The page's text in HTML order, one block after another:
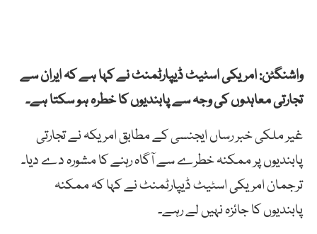
واشنگٹن: امریکی اسٹیٹ ڈیپارٹمنٹ نے کہا ہے کہ ایران سے
تجارتی معاہدوں کی وجہ سے پابندیوں کا خطرہ ہو سکتا ہے۔
غیر ملکی خبر رساں ایجنسی کے مطابق امریکہ نے تجارتی
پابندیوں پر ممکنہ خطرے سے آگاہ رہنے کا مشورہ دے دیا۔
ترجمان امریکی اسٹیٹ ڈیپارٹمنٹ نے کہا کہ ممکنہ
پابندیوں کا جائزہ نہیں لے رہے۔